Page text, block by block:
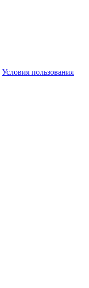
Условия пользования